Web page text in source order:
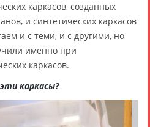
каркасов, созданных
и синтетических каркасов
и с теми, и с другими, но
именно при
каркасов.
каркасы?